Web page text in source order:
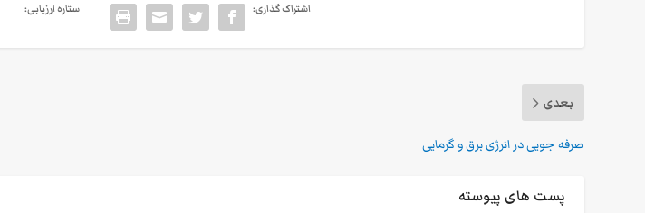
اشتراک گذاری: ستاره ارزیابی:
بعدی
صرفه جویی در انرژی برق و گرمایی
پست های پیوسته